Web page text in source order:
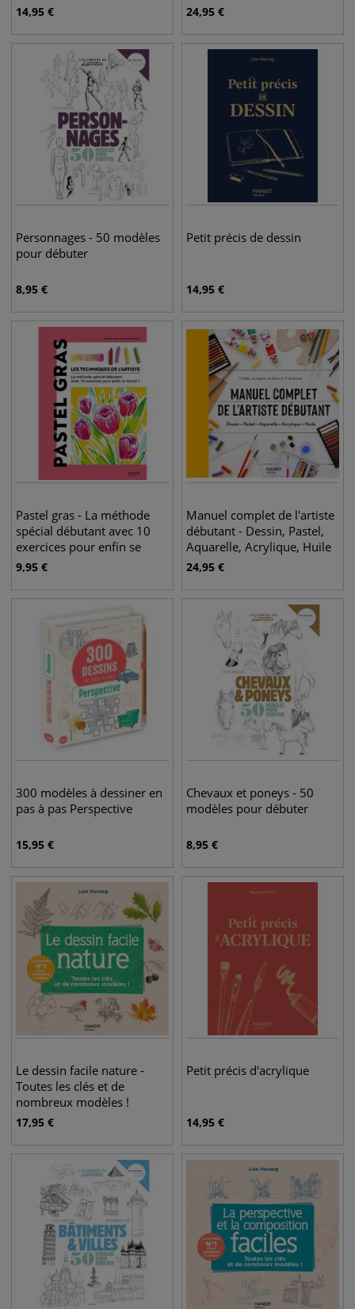
14,95 € 24,95 €
Personnages - 50 modèles
pour débuter
8,95 €
Petit précis de dessin
14,95 €
Pastel gras - La méthode
spécial débutant avec 10
exercices pour enfin se
lancer !
9,95 €
Manuel complet de l'artiste
débutant - Dessin, Pastel,
Aquarelle, Acrylique, Huile
24,95 €
300 modèles à dessiner en
pas à pas Perspective
15,95 €
Chevaux et poneys - 50
modèles pour débuter
8,95 €
Le dessin facile nature -
Toutes les clés et de
nombreux modèles !
17,95 €
Petit précis d'acrylique
14,95 €